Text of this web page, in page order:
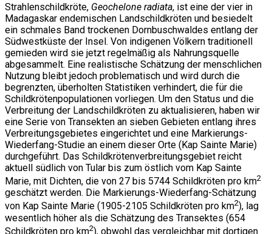
Strahlenschildkröte, Geochelone radiata, ist eine der vier in
Madagaskar endemischen Landschildkröten und besiedelt
ein schmales Band trockenen Dornbuschwaldes entlang der
Südwestküste der Insel. Von indigenen Völkern traditionell
gemieden wird sie jetzt regelmäßig als Nahrungsquelle
abgesammelt. Eine realistische Schätzung der menschlichen
Nutzung bleibt jedoch problematisch und wird durch die
begrenzten, überholten Statistiken verhindert, die für die
Schildkrötenpopulationen vorliegen. Um den Status und die
Verbreitung der Landschildkröten zu aktualisieren, haben wir
eine Serie von Transekten an sieben Gebieten entlang ihres
Verbreitungsgebietes eingerichtet und eine Markierungs-
Wiederfang-Studie an einem dieser Orte (Kap Sainte Marie)
durchgeführt. Das Schildkrötenverbreitungsgebiet reicht
aktuell südlich von Tular bis zum östlich vom Kap Sainte
Marie, mit Dichten, die von 27 bis 5744 Schildkröten pro km2
geschätzt werden. Die Markierungs-Wiederfang-Schätzung
von Kap Sainte Marie (1905-2105 Schildkröten pro km2), lag
wesentlich höher als die Schätzung des Transektes (654
Schildkröten pro km2), obwohl das vergleichbar mit dortigen